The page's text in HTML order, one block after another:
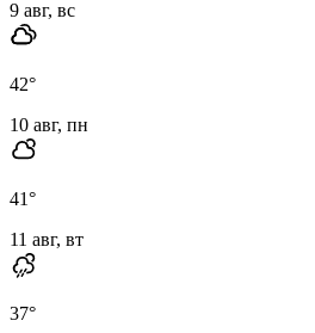
9 авг, вс
42°
10 авг, пн
41°
11 авг, вт
37°